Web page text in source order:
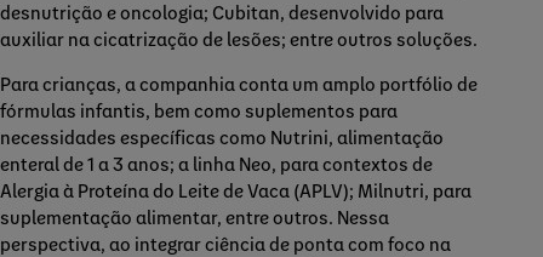
desnutrição e oncologia; Cubitan, desenvolvido para
auxiliar na cicatrização de lesões; entre outros soluções.
Para crianças, a companhia conta um amplo portfólio de
fórmulas infantis, bem como suplementos para
necessidades específicas como Nutrini, alimentação
enteral de 1 a 3 anos; a linha Neo, para contextos de
Alergia à Proteína do Leite de Vaca (APLV); Milnutri, para
suplementação alimentar, entre outros. Nessa
perspectiva, ao integrar ciência de ponta com foco na